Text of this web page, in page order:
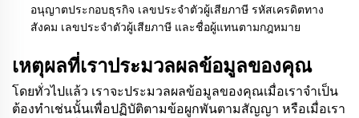
อนุญาตประกอบธุรกิจ เลขประจำตัวผู้เสียภาษี รหัสเครดิตทาง
สังคม เลขประจำตัวผู้เสียภาษี และชื่อผู้แทนตามกฎหมาย
เหตุผลที่เราประมวลผลข้อมูลของคุณ
โดยทั่วไปแล้ว เราจะประมวลผลข้อมูลของคุณเมื่อเราจำเป็น
ต้องทำเช่นนั้นเพื่อปฏิบัติตามข้อผูกพันตามสัญญา หรือเมื่อเรา